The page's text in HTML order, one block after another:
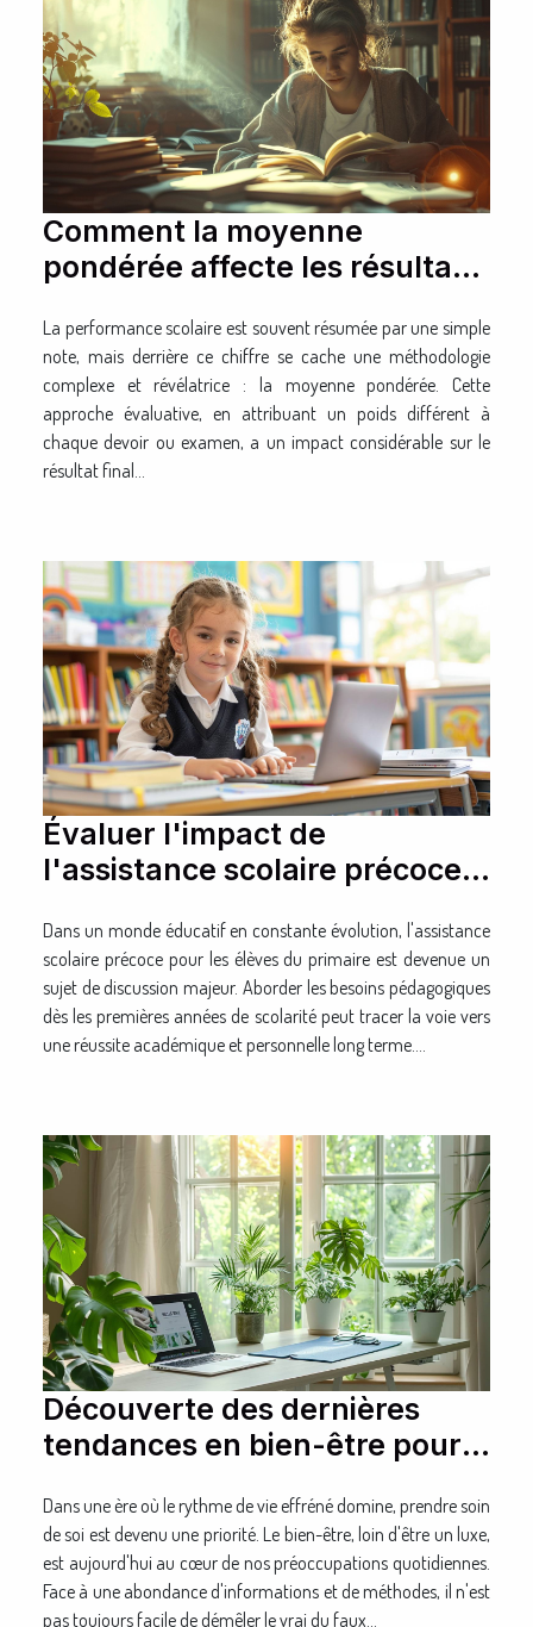
Comment la moyenne
pondérée affecte les résultats
La performance scolaire est souvent résumée par une simple
note, mais derrière ce chiffre se cache une méthodologie
complexe et révélatrice : la moyenne pondérée. Cette
approche évaluative, en attribuant un poids différent à
chaque devoir ou examen, a un impact considérable sur le
résultat final...
Évaluer l'impact de
l'assistance scolaire précoce
Dans un monde éducatif en constante évolution, l'assistance
scolaire précoce pour les élèves du primaire est devenue un
sujet de discussion majeur. Aborder les besoins pédagogiques
dès les premières années de scolarité peut tracer la voie vers
une réussite académique et personnelle long terme....
Découverte des dernières
tendances en bien-être pour
Dans une ère où le rythme de vie effréné domine, prendre soin
de soi est devenu une priorité. Le bien-être, loin d'être un luxe,
est aujourd'hui au cœur de nos préoccupations quotidiennes.
Face à une abondance d'informations et de méthodes, il n'est
pas toujours facile de démêler le vrai du faux...